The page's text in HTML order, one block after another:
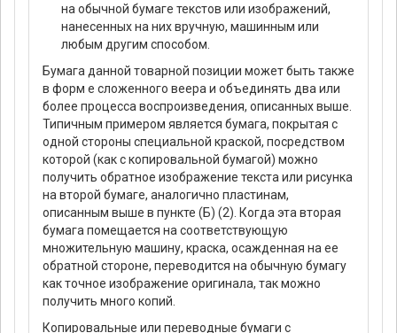
на обычной бумаге текстов или изображений,
нанесенных на них вручную, машинным или
любым другим способом.
Бумага данной товарной позиции может быть также
в форм е сложенного веера и объединять два или
более процесса воспроизведения, описанных выше.
Типичным примером является бумага, покрытая с
одной стороны специальной краской, посредством
которой (как с копировальной бумагой) можно
получить обратное изображение текста или рисунка
на второй бумаге, аналогично пластинам,
описанным выше в пункте (Б) (2). Когда эта вторая
бумага помещается на соответствующую
множительную машину, краска, осажденная на ее
обратной стороне, переводится на обычную бумагу
как точное изображение оригинала, так можно
получить много копий.
Копировальные или переводные бумаги с